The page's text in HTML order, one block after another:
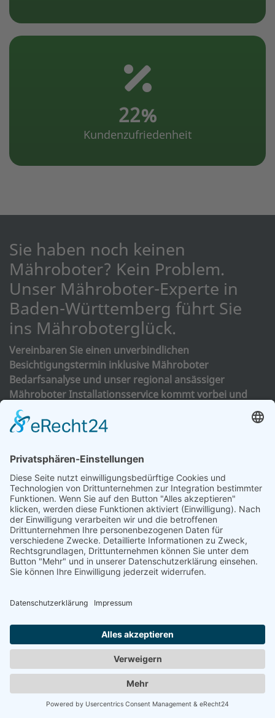
42
Kundenzufriedenheit
Sie haben noch keinen
Mähroboter? Kein Problem.
Unser Mähroboter-Experte in
Baden-Württemberg führt Sie
ins Mähroboterglück.
Vereinbaren Sie einen unverbindlichen
Besichtigungstermin inklusive Mähroboter
Bedarfsanalyse und unser regional ansässiger
Mähroboter Installationsservice kommt vorbei und
berät Sie nach dem Freundschaftsprinzip.
Jeder Garten hat so seine Besonderheiten. Das können
Hindernisse sein. Für solche Fälle ist es immer sinnvoll
einen Gartencheck vorab zu buchen. In diesem Fall
schicken wir Ihnen einen erfahrenen
Mähroboterinstallateur, der sich Ihren Garten
anschaut und Sie kompetent berät. Der
Mähroboterinstallateur empfiehlt noch vor Ort den
richtigen Mähroboter.
Jetzt Gartencheck anfragen
Erfahrungen mit hauzn